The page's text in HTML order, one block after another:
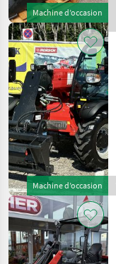
Machine d’occasion
Machine d’occasion